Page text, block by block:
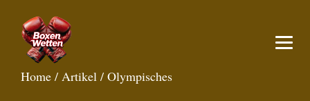
Home / Artikel / Olympisches